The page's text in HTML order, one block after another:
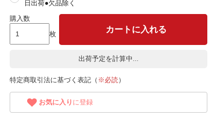
日出荷●欠品除く
購入数
枚
カートに入れる
出荷予定を計算中...
特定商取引法に基づく表記（ ※必読）
お気に入り に登録